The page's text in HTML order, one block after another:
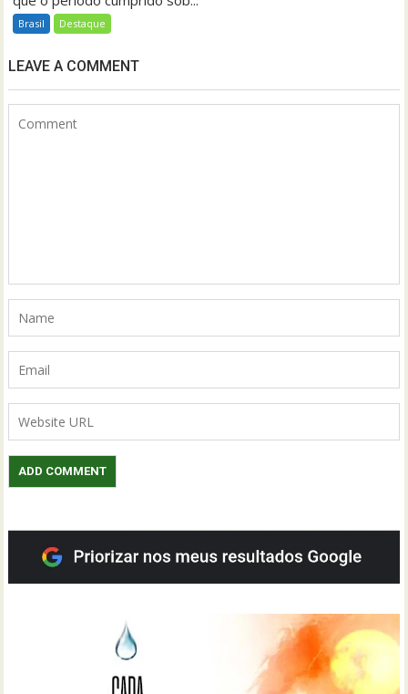
Brasil Destaque
LEAVE A COMMENT